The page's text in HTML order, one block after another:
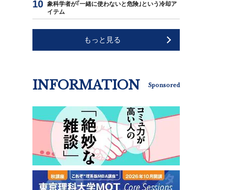
象科学者が｢一緒に使わないと危険｣という冷却ア
イテム
もっと見る
INFORMATION Sponsored